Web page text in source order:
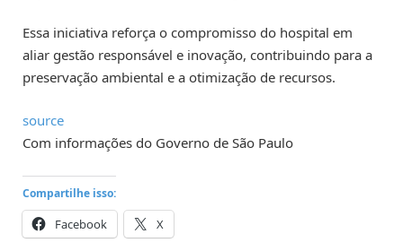
Essa iniciativa reforça o compromisso do hospital em
aliar gestão responsável e inovação, contribuindo para a
preservação ambiental e a otimização de recursos.
source
Com informações do Governo de São Paulo
Compartilhe isso:
Facebook X